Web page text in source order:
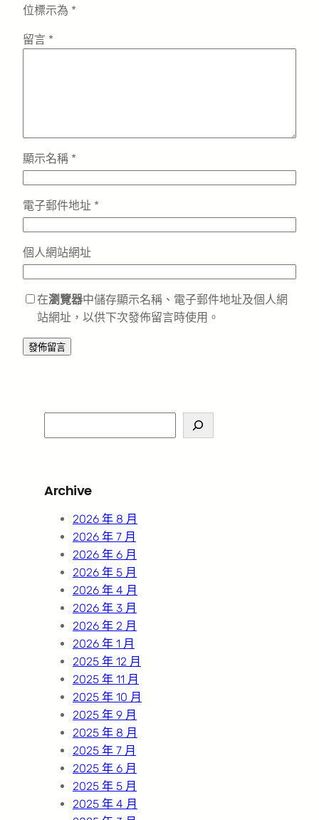
位標示為 *
留言 *
顯示名稱 *
電子郵件地址 *
個人網站網址
在瀏覽器中儲存顯示名稱、電子郵件地址及個人網
站網址，以供下次發佈留言時使用。
e
c
Archive
2026 年 8 月
2026 年 7 月
2026 年 6 月
2026 年 5 月
2026 年 4 月
2026 年 3 月
2026 年 2 月
2026 年 1 月
2025 年 12 月
2025 年 11 月
2025 年 10 月
2025 年 9 月
2025 年 8 月
2025 年 7 月
2025 年 6 月
2025 年 5 月
2025 年 4 月